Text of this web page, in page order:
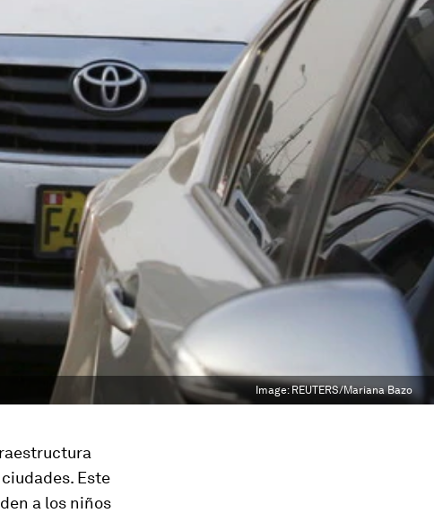
Image: REUTERS/Mariana Bazo
. Este
a los niños